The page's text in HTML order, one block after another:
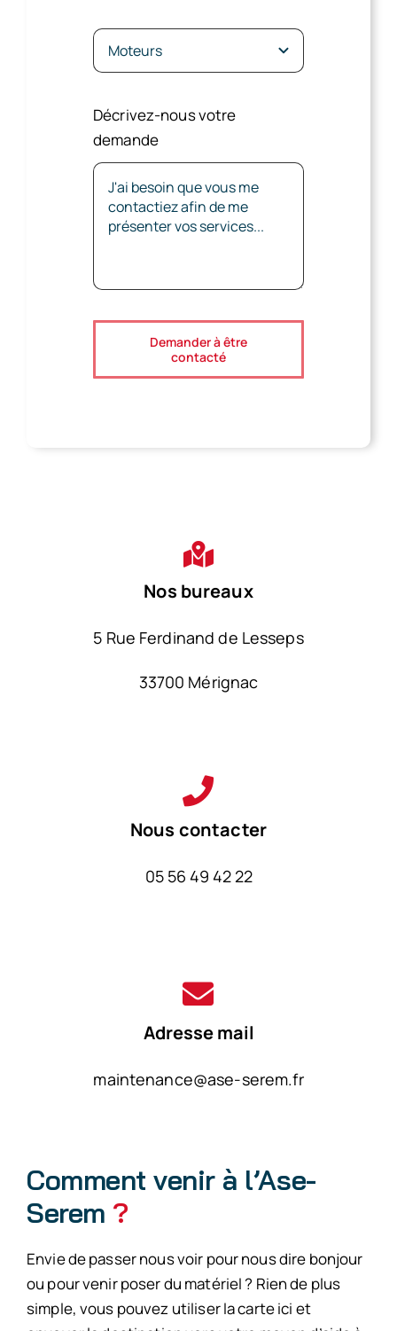
Décrivez-nous votre
demande
Demander à être
contacté
Nos bureaux
5 Rue Ferdinand de Lesseps
33700 Mérignac
Nous contacter
05 56 49 42 22
Adresse mail
maintenance@ase-serem.fr
Comment venir à l’Ase-
Serem ?
Envie de passer nous voir pour nous dire bonjour
ou pour venir poser du matériel ? Rien de plus
simple, vous pouvez utiliser la carte ici et